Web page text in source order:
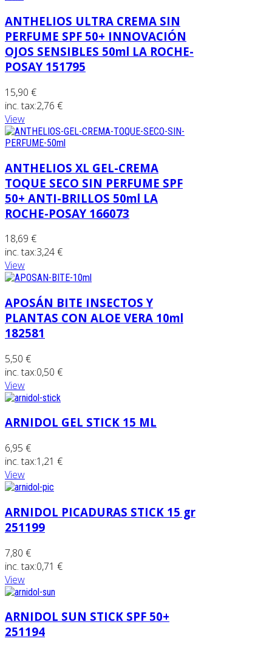
ANTHELIOS ULTRA CREMA SIN
PERFUME SPF 50+ INNOVACIÓN
OJOS SENSIBLES 50ml LA ROCHE-
POSAY 151795
15,90 €
inc. tax:2,76 €
View
ANTHELIOS XL GEL-CREMA
TOQUE SECO SIN PERFUME SPF
50+ ANTI-BRILLOS 50ml LA
ROCHE-POSAY 166073
18,69 €
inc. tax:3,24 €
View
APOSÁN BITE INSECTOS Y
PLANTAS CON ALOE VERA 10ml
182581
5,50 €
inc. tax:0,50 €
View
ARNIDOL GEL STICK 15 ML
6,95 €
inc. tax:1,21 €
View
ARNIDOL PICADURAS STICK 15 gr
251199
7,80 €
inc. tax:0,71 €
View
ARNIDOL SUN STICK SPF 50+
251194